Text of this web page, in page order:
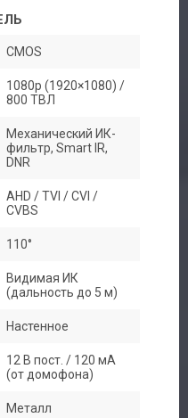
CMOS
1080p (1920×1080) /
800 ТВЛ
Механический ИК-
фильтр, Smart IR,
DNR
AHD / TVI / CVI /
CVBS
110°
Видимая ИК
(дальность до 5 м)
Настенное
12 В пост. / 120 мА
(от домофона)
Металл